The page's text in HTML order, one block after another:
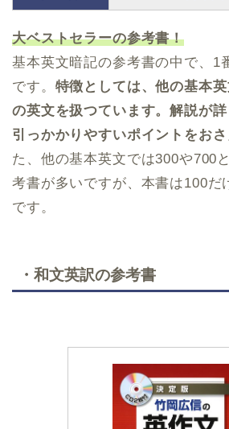
大ベストセラーの参考書！
基本英文暗記の参考書の中で、1
です。 特徴としては、他の基本
の英文を扱つています。解説が
引っかかりやすいポイントをおさ
た、他の基本英文では300や700
考書が多いですが、本書は100だ
です。
・和文英訳の参考書